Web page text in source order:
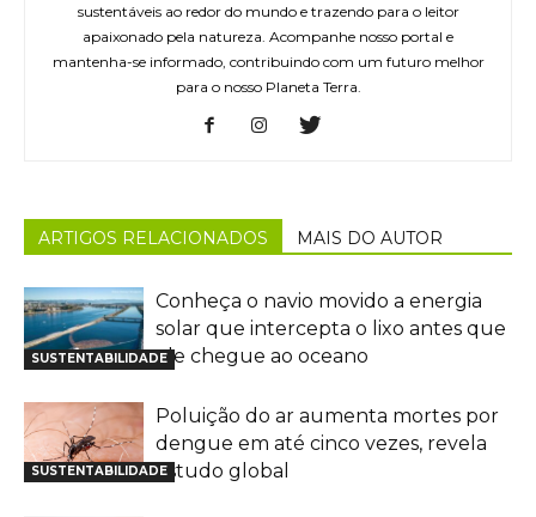
sustentáveis ao redor do mundo e trazendo para o leitor
apaixonado pela natureza. Acompanhe nosso portal e
mantenha-se informado, contribuindo com um futuro melhor
para o nosso Planeta Terra.
ARTIGOS RELACIONADOS MAIS DO AUTOR
SUSTENTABILIDADE
Conheça o navio movido a energia
solar que intercepta o lixo antes que
ele chegue ao oceano
SUSTENTABILIDADE
Poluição do ar aumenta mortes por
dengue em até cinco vezes, revela
estudo global